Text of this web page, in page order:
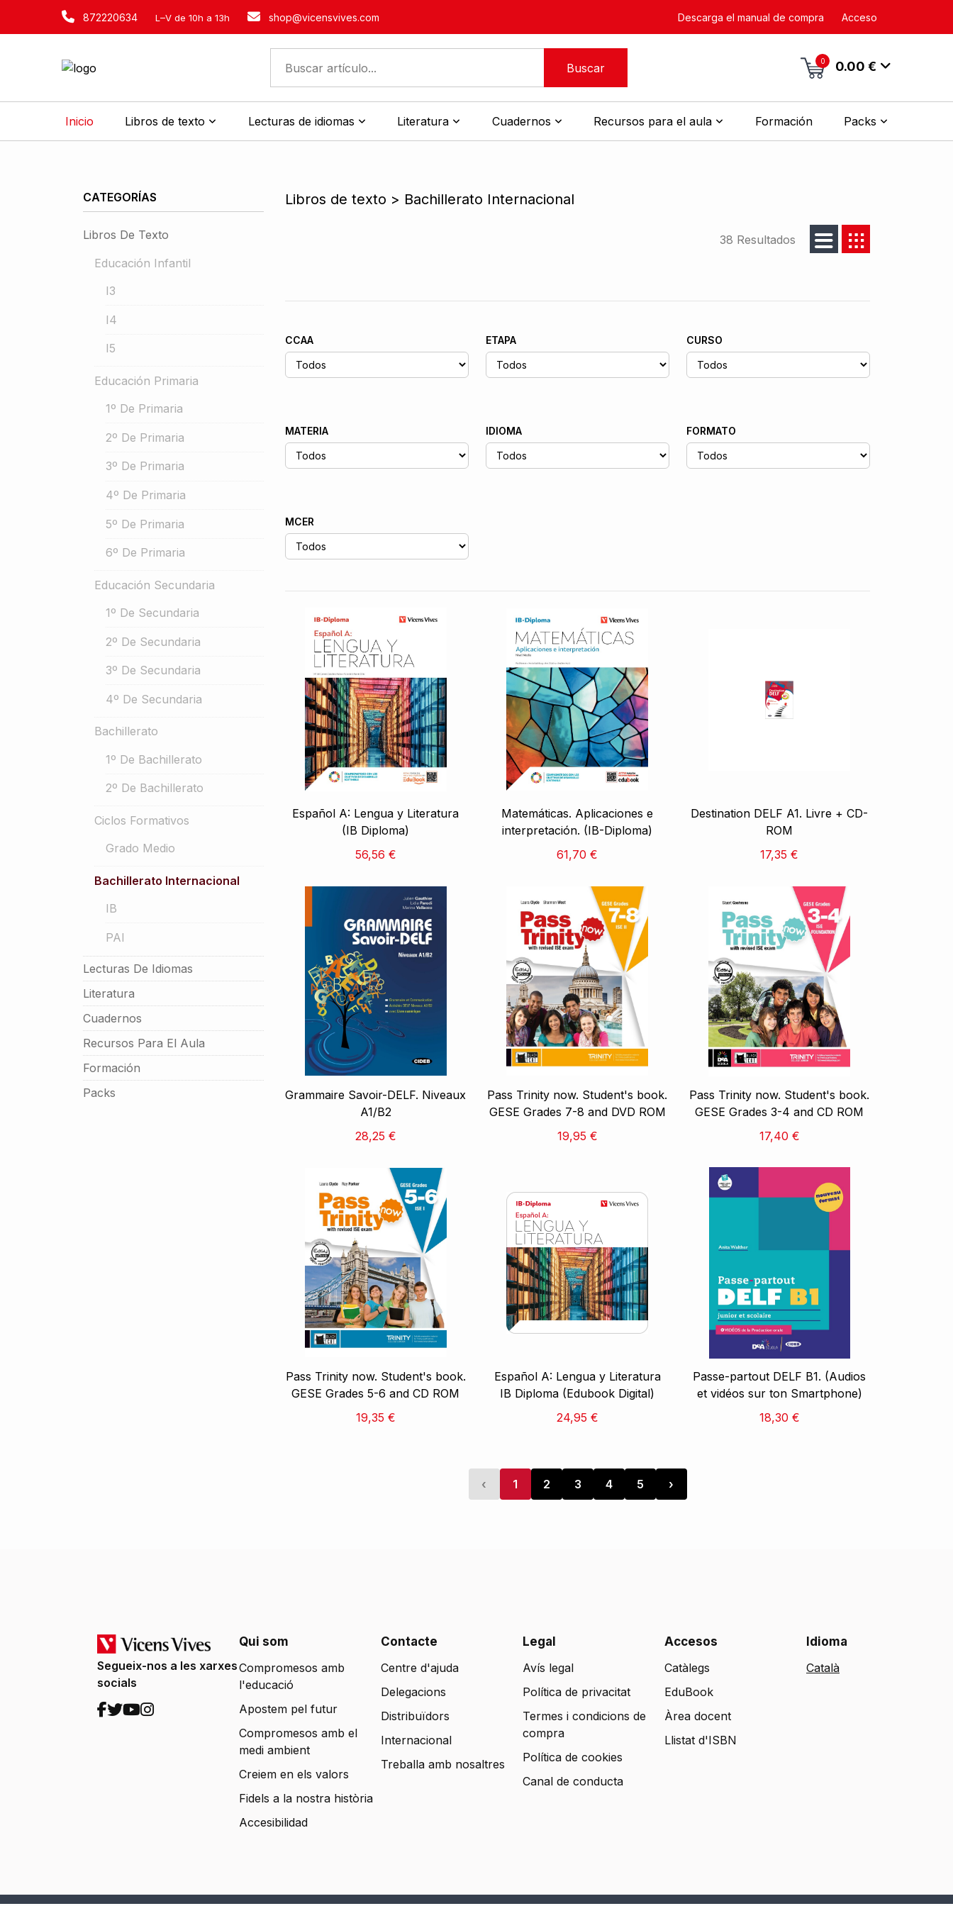
872220634 L–V de 10h a 13h shop@vicensvives.com Descarga el manual de compra Acceso
Buscar 0 0.00 €
Inicio Libros de texto Lecturas de idiomas Literatura Cuadernos Recursos para el aula Formación Packs
Libros de texto > Bachillerato Internacional
38 Resultados
CCAA ETAPA CURSO
MATERIA IDIOMA FORMATO
MCER
Español A: Lengua y Literatura
(IB Diploma)
56,56 €
Matemáticas. Aplicaciones e
interpretación. (IB-Diploma)
61,70 €
Destination DELF A1. Livre + CD-
ROM
17,35 €
Grammaire Savoir-DELF. Niveaux
A1/B2
28,25 €
Pass Trinity now. Student's book.
GESE Grades 7-8 and DVD ROM
19,95 €
Pass Trinity now. Student's book.
GESE Grades 3-4 and CD ROM
17,40 €
Pass Trinity now. Student's book.
GESE Grades 5-6 and CD ROM
19,35 €
Español A: Lengua y Literatura
IB Diploma (Edubook Digital)
24,95 €
Passe-partout DELF B1. (Audios
et vidéos sur ton Smartphone)
18,30 €
‹ 1 2 3 4 5 ›
CATEGORÍAS
Libros De Texto
Educación Infantil
I3
I4
I5
Educación Primaria
1º De Primaria
2º De Primaria
3º De Primaria
4º De Primaria
5º De Primaria
6º De Primaria
Educación Secundaria
1º De Secundaria
2º De Secundaria
3º De Secundaria
4º De Secundaria
Bachillerato
1º De Bachillerato
2º De Bachillerato
Ciclos Formativos
Grado Medio
Bachillerato Internacional
IB
PAI
Lecturas De Idiomas
Literatura
Cuadernos
Recursos Para El Aula
Formación
Packs
Segueix-nos a les xarxes
socials
Qui som
Compromesos amb
l'educació
Apostem pel futur
Compromesos amb el
medi ambient
Creiem en els valors
Fidels a la nostra història
Accesibilidad
Contacte
Centre d'ajuda
Delegacions
Distribuïdors
Internacional
Treballa amb nosaltres
Legal
Avís legal
Política de privacitat
Termes i condicions de
compra
Política de cookies
Canal de conducta
Accesos
Catàlegs
EduBook
Àrea docent
Llistat d'ISBN
Idioma